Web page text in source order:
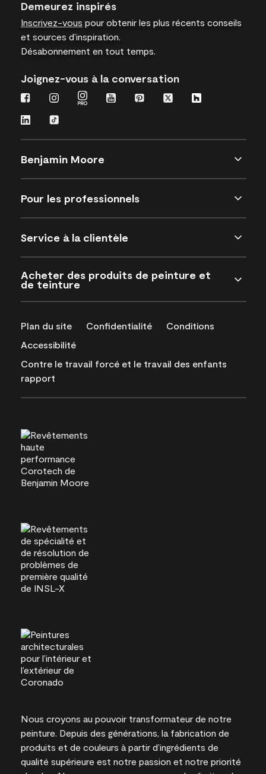
Demeurez inspirés
Inscrivez-vous pour obtenir les plus récents conseils
et sources d’inspiration.
Désabonnement en tout temps.
Joignez-vous à la conversation
Benjamin Moore
Pour les professionnels
Service à la clientèle
Acheter des produits de peinture et
de teinture
Plan du site Confidentialité
Conditions
Accessibilité
Contre le travail forcé et le travail des enfants
rapport
Nous croyons au pouvoir transformateur de notre
peinture. Depuis des générations, la fabrication de
produits et de couleurs à partir d’ingrédients de
qualité supérieure est notre passion et notre priorité